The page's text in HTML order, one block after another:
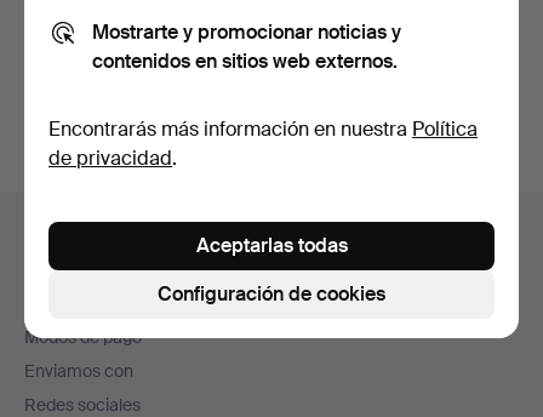
Crear cuenta
pie
de
página
Ayuda y contacto
Contacta con el servicio de atención al cliente
Todas las casas de subastas
Modos de pago
Enviamos con
Redes sociales
Mostrarte y promocionar noticias y
contenidos en sitios web externos.
Encontrarás más información en nuestra Política
de privacidad.
Configuración de cookies
Aceptarlas todas